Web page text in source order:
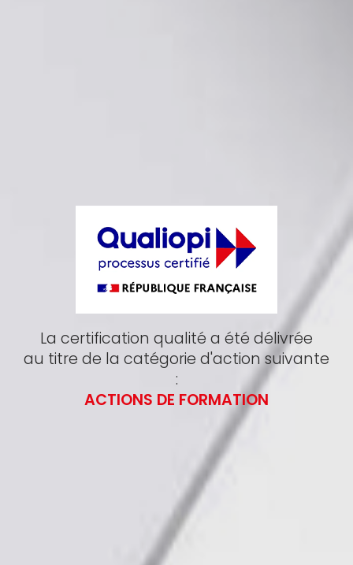
La certification qualité a été délivrée
au titre de la catégorie d'action suivante
:
ACTIONS DE FORMATION